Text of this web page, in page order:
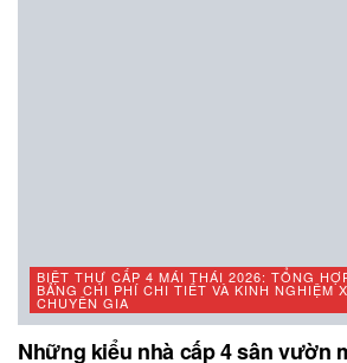
BIỆT THỰ CẤP 4 MÁI THÁI 2026: TỔNG
BẢNG CHI PHÍ CHI TIẾT VÀ KINH NGHIỆM
CHUYÊN GIA
Những kiểu nhà cấp 4 sân vườn